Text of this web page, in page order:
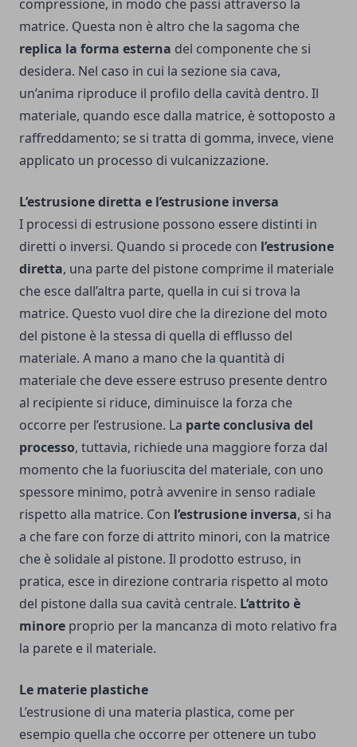
compressione, in modo che passi attraverso la
matrice. Questa non è altro che la sagoma che
replica la forma esterna del componente che si
desidera. Nel caso in cui la sezione sia cava,
un’anima riproduce il profilo della cavità dentro. Il
materiale, quando esce dalla matrice, è sottoposto a
raffreddamento; se si tratta di gomma, invece, viene
applicato un processo di vulcanizzazione.
L’estrusione diretta e l’estrusione inversa
I processi di estrusione possono essere distinti in
diretti o inversi. Quando si procede con l’estrusione
diretta, una parte del pistone comprime il materiale
che esce dall’altra parte, quella in cui si trova la
matrice. Questo vuol dire che la direzione del moto
del pistone è la stessa di quella di efflusso del
materiale. A mano a mano che la quantità di
materiale che deve essere estruso presente dentro
al recipiente si riduce, diminuisce la forza che
occorre per l’estrusione. La parte conclusiva del
processo, tuttavia, richiede una maggiore forza dal
momento che la fuoriuscita del materiale, con uno
spessore minimo, potrà avvenire in senso radiale
rispetto alla matrice. Con l’estrusione inversa, si ha
a che fare con forze di attrito minori, con la matrice
che è solidale al pistone. Il prodotto estruso, in
pratica, esce in direzione contraria rispetto al moto
del pistone dalla sua cavità centrale. L’attrito è
minore proprio per la mancanza di moto relativo fra
la parete e il materiale.
Le materie plastiche
L’estrusione di una materia plastica, come per
esempio quella che occorre per ottenere un tubo